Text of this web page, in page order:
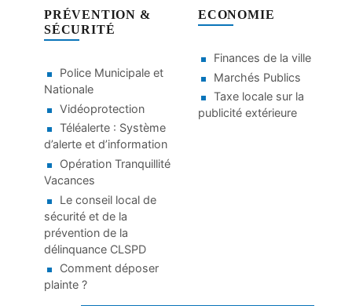
PRÉVENTION &
SÉCURITÉ
Police Municipale et
Nationale
Vidéoprotection
Téléalerte : Système
d’alerte et d’information
Opération Tranquillité
Vacances
Le conseil local de
sécurité et de la
prévention de la
délinquance CLSPD
Comment déposer
plainte ?
ECONOMIE
Finances de la ville
Marchés Publics
Taxe locale sur la
publicité extérieure